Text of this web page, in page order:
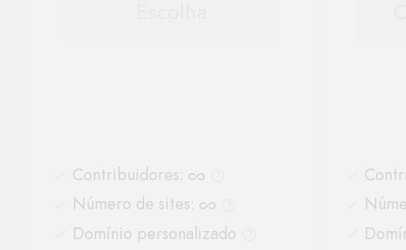
Contribuidores:
Número de sites:
Domínio personalizado